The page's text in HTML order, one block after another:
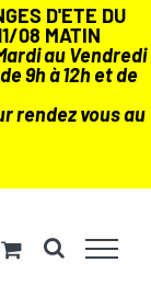
D'ETE DU
08 MATIN
au Vendredi
9h à 12h et de
rendez vous au